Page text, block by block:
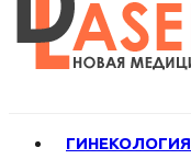
ГИНЕКОЛОГИЯ